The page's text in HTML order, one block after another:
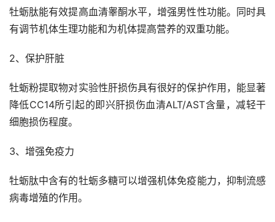
牡蛎肽能有效提高血清睾酮水平，增强男性性功能。同时具
有调节机体生理功能和为机体提高营养的双重功能。
2、保护肝脏
牡蛎粉提取物对实验性肝损伤具有很好的保护作用，能显著
降低CC14所引起的即兴肝损伤血清ALT/AST含量，减轻干
细胞损伤程度。
3、增强免疫力
牡蛎肽中含有的牡蛎多糖可以增强机体免疫能力，抑制流感
病毒增殖的作用。